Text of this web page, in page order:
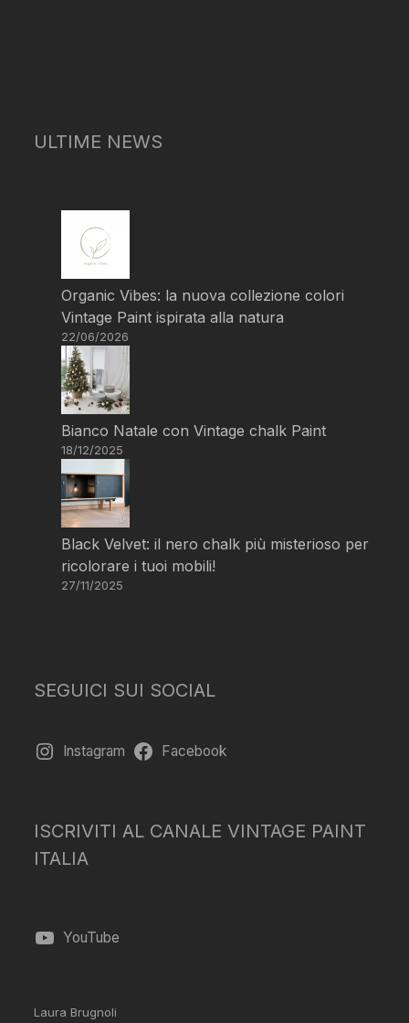
ULTIME NEWS
Organic Vibes: la nuova collezione colori
Vintage Paint ispirata alla natura
22/06/2026
Bianco Natale con Vintage chalk Paint
18/12/2025
Black Velvet: il nero chalk più misterioso per
ricolorare i tuoi mobili!
27/11/2025
SEGUICI SUI SOCIAL
Instagram Facebook
ISCRIVITI AL CANALE VINTAGE PAINT
ITALIA
YouTube
Laura Brugnoli